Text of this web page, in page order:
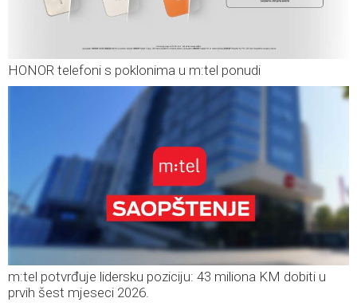
HONOR telefoni s poklonima u m:tel ponudi
m:tel potvrđuje lidersku poziciju: 43 miliona KM dobiti u
prvih šest mjeseci 2026.